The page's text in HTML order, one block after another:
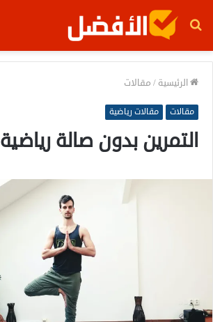
بحث
الرئيسية / مقالات
مقالات مقالات رياضية
التمرين بدون صالة رياضية